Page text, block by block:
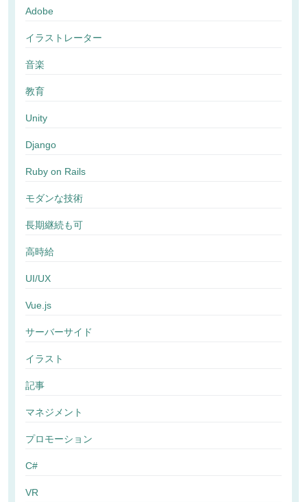
Adobe
イラストレーター
音楽
教育
Unity
Django
Ruby on Rails
モダンな技術
長期継続も可
高時給
UI/UX
Vue.js
サーバーサイド
イラスト
記事
マネジメント
プロモーション
C#
VR